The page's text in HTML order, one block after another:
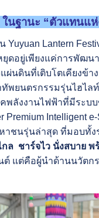
นฐานะ “ตัวแทนแ
Yuyuan Lantern
ยุดอยู่เพียงแค่การพัฒน
ผ่นดินที่เติบโตเคียง
พยนตรกรรมรุ่นไฮไล
พลังงานไฟฟ้าที่มีระบบ
Premium
ชนรุ่นล่าสุด ที่มอบทั้ง
ล ชาร์จไว นั่งสบาย พ
นต์ แต่คือผู้นำด้านนวัต